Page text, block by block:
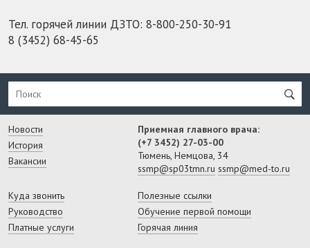
Тел. горячей линии ДЗТО: 8-800-250-30-91
8 (3452) 68-45-65
Новости
История
Вакансии
Приемная главного врача:
(+7 3452) 27-03-00
Тюмень, Немцова, 34
ssmp@sp03tmn.ru ssmp@med-to.ru
Куда звонить
Руководство
Платные услуги
Полезные ссылки
Обучение первой помощи
Горячая линия